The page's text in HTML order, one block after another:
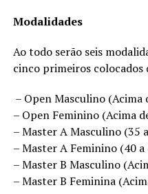
Modalidades
Ao todo serão seis
cinco primeiros colocados
– Open Masculino (Acima
– Open Feminino (Acima
– Master A Masculino (35
– Master A Feminino (40 a
– Master B Masculino
– Master B Feminina